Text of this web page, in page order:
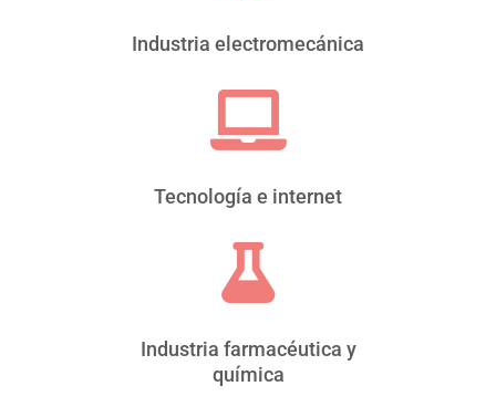
Industria electromecánica

Tecnología e internet

Industria farmacéutica y
química